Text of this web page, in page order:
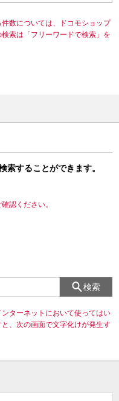
数については、ドコモショップ
索は「フリーワードで検索」を
索することができます。
認ください。
検索
ターネットにおいて使ってはい
、次の画面で文字化けが発生す